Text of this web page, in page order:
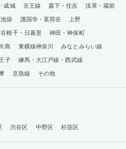
成城 京王線 森下・住吉
浅草・蔵前
池袋 護国寺・茗荷谷
上野
谷根千・日暮里
神田・神保町
島 東横線神奈川
みなとみらい線
子
練馬・大江戸線・西武線
京急線 その他
渋谷区 中野区 杉並区